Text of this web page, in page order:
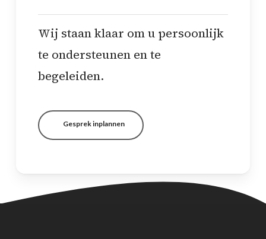
Wij staan klaar om u persoonlijk
te ondersteunen en te
begeleiden.
Gesprek inplannen